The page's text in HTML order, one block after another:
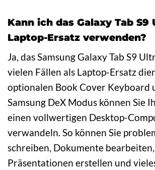
Kann ich das Galaxy Tab S9
Laptop-Ersatz verwenden?
Ja, das Samsung Galaxy Tab S9
vielen Fällen als Laptop-Ersatz
optionalen Book Cover Keyboard
Samsung DeX Modus können Sie
einen vollwertigen Desktop-
verwandeln. So können Sie
schreiben, Dokumente bearbeiten,
Präsentationen erstellen und